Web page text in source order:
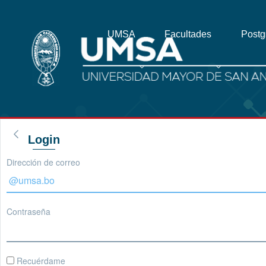
UMSA Facultades
Login
Dirección de correo
Contraseña
Recuérdame